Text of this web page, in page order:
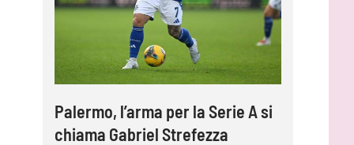
Palermo, l’arma per la Serie A si
chiama Gabriel Strefezza